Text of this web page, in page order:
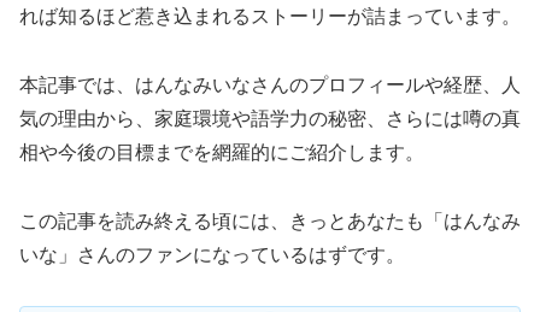
れば知るほど惹き込まれるストーリーが詰まっています。
本記事では、はんなみいなさんのプロフィールや経歴、人
気の理由から、家庭環境や語学力の秘密、さらには噂の真
相や今後の目標までを網羅的にご紹介します。
この記事を読み終える頃には、きっとあなたも「はんなみ
いな」さんのファンになっているはずです。